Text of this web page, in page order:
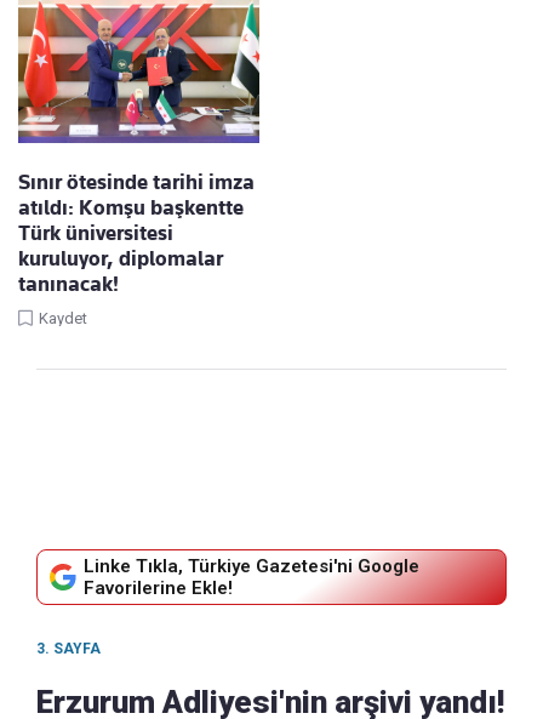
Sınır ötesinde tarihi imza
atıldı: Komşu başkentte
Türk üniversitesi
kuruluyor, diplomalar
tanınacak!
Kaydet
Linke Tıkla, Türkiye Gazetesi'ni Google
Favorilerine Ekle!
3. SAYFA
Erzurum Adliyesi'nin arşivi yandı!